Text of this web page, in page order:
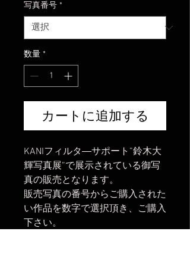
写真番号 *
数量 *
カートに追加する
KANIフィルタ―サポート”鈴木大
輝写真展”で展示されている御写
真の販売となります。
販売写真の番号からご購入された
い作品を数字で選択頂き、ご購入
下さい。